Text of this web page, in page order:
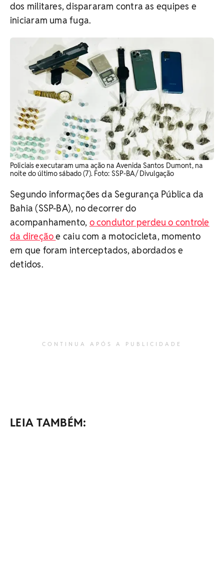
dos militares, dispararam contra as equipes e
iniciaram uma fuga.
Policiais executaram uma ação na Avenida Santos Dumont, na
noite do último sábado (7). ​Foto: SSP-BA/ Divulgação
Segundo informações da Segurança Pública da
Bahia (SSP-BA), no decorrer do
acompanhamento, o condutor perdeu o controle
da direçãoe caiu com a motocicleta, momento
em que foram interceptados, abordados e
detidos.
CONTINUA APÓS A PUBLICIDADE
LEIA TAMBÉM: